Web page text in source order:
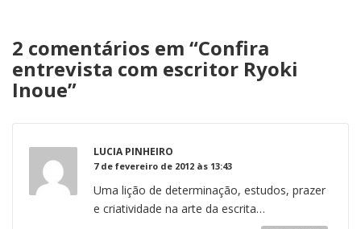
2 comentários em “Confira
entrevista com escritor Ryoki
Inoue”
LUCIA PINHEIRO
7 de fevereiro de 2012 às 13:43
Uma lição de determinação, estudos, prazer
e criatividade na arte da escrita…